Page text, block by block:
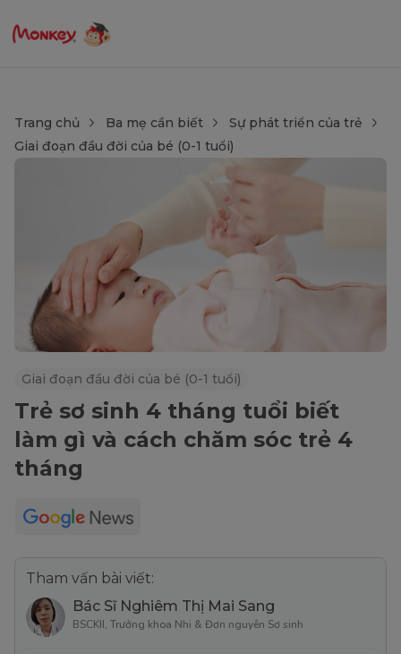
Trang chủ Ba mẹ cần biết
Sự phát triển của trẻ
Giai đoạn đầu đời của bé (0-1 tuổi)
Giai đoạn đầu đời của bé (0-1 tuổi)
Trẻ sơ sinh 4 tháng tuổi biết
làm gì và cách chăm sóc trẻ 4
tháng
Tham vấn bài viết:
Bác Sĩ Nghiêm Thị Mai Sang
BSCKII, Trưởng khoa Nhi & Đơn nguyên Sơ sinh